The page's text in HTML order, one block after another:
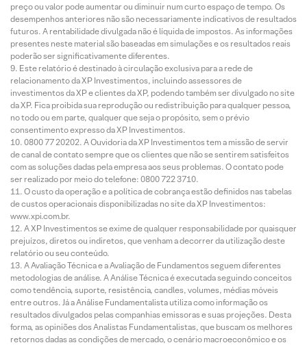
preço ou valor pode aumentar ou diminuir num curto espaço de tempo. Os
desempenhos anteriores não são necessariamente indicativos de resultados
futuros. A rentabilidade divulgada não é líquida de impostos. As informações
presentes neste material são baseadas em simulações e os resultados reais
poderão ser significativamente diferentes.
Este relatório é destinado à circulação exclusiva para a rede de
relacionamento da XP Investimentos, incluindo assessores de
investimentos da XP e clientes da XP, podendo também ser divulgado no site
da XP. Fica proibida sua reprodução ou redistribuição para qualquer pessoa,
no todo ou em parte, qualquer que seja o propósito, sem o prévio
consentimento expresso da XP Investimentos.
0800 77 20202. A Ouvidoria da XP Investimentos tem a missão de servir
de canal de contato sempre que os clientes que não se sentirem satisfeitos
com as soluções dadas pela empresa aos seus problemas. O contato pode
ser realizado por meio do telefone: 0800 722 3710.
O custo da operação e a política de cobrança estão definidos nas tabelas
de custos operacionais disponibilizadas no site da XP Investimentos:
www.xpi.com.br.
A XP Investimentos se exime de qualquer responsabilidade por quaisquer
prejuízos, diretos ou indiretos, que venham a decorrer da utilização deste
relatório ou seu conteúdo.
A Avaliação Técnica e a Avaliação de Fundamentos seguem diferentes
metodologias de análise. A Análise Técnica é executada seguindo conceitos
como tendência, suporte, resistência, candles, volumes, médias móveis
entre outros. Já a Análise Fundamentalista utiliza como informação os
resultados divulgados pelas companhias emissoras e suas projeções. Desta
forma, as opiniões dos Analistas Fundamentalistas, que buscam os melhores
retornos dadas as condições de mercado, o cenário macroeconômico e os